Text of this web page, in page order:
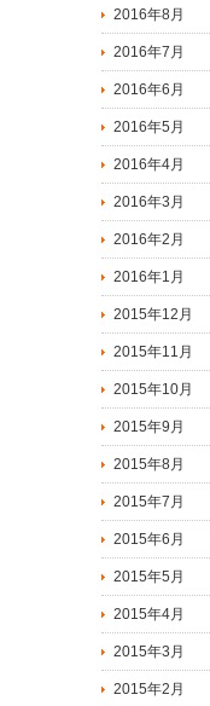
2016年8月
2016年7月
2016年6月
2016年5月
2016年4月
2016年3月
2016年2月
2016年1月
2015年12月
2015年11月
2015年10月
2015年9月
2015年8月
2015年7月
2015年6月
2015年5月
2015年4月
2015年3月
2015年2月